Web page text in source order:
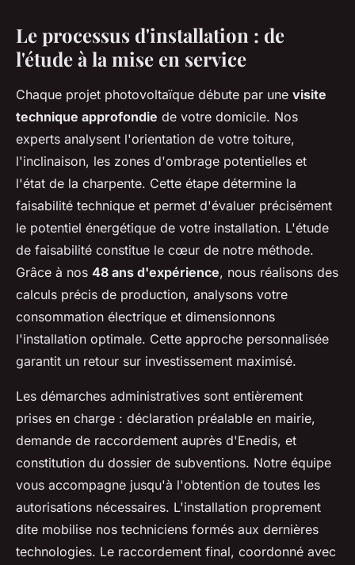
Le processus d'installation : de
l'étude à la mise en service
Chaque projet photovoltaïque débute par une visite
technique approfondie de votre domicile. Nos
experts analysent l'orientation de votre toiture,
l'inclinaison, les zones d'ombrage potentielles et
l'état de la charpente. Cette étape détermine la
faisabilité technique et permet d'évaluer précisément
le potentiel énergétique de votre installation. L'étude
de faisabilité constitue le cœur de notre méthode.
Grâce à nos 48 ans d'expérience, nous réalisons des
calculs précis de production, analysons votre
consommation électrique et dimensionnons
l'installation optimale. Cette approche personnalisée
garantit un retour sur investissement maximisé.
Les démarches administratives sont entièrement
prises en charge : déclaration préalable en mairie,
demande de raccordement auprès d'Enedis, et
constitution du dossier de subventions. Notre équipe
vous accompagne jusqu'à l'obtention de toutes les
autorisations nécessaires. L'installation proprement
dite mobilise nos techniciens formés aux dernières
technologies. Le raccordement final, coordonné avec